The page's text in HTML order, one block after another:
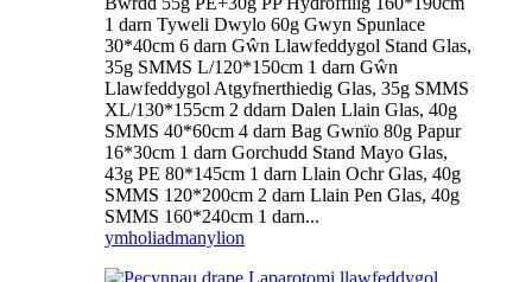
1 darn Tyweli Dwylo 60g Gwyn Spunlace
30*40cm 6 darn Gŵn Llawfeddygol Stand Glas,
35g SMMS L/120*150cm 1 darn Gŵn
Llawfeddygol Atgyfnerthiedig Glas, 35g SMMS
XL/130*155cm 2 ddarn Dalen Llain Glas, 40g
SMMS 40*60cm 4 darn Bag Gwnïo 80g Papur
16*30cm 1 darn Gorchudd Stand Mayo Glas,
43g PE 80*145cm 1 darn Llain Ochr Glas, 40g
SMMS 120*200cm 2 darn Llain Pen Glas, 40g
SMMS 160*240cm 1 darn...
ymholiadmanylion